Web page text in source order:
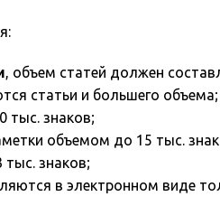
, объем статей должен
статьи и большего объема;
тыс. знаков;
объемом до 15 тыс.
тыс. знаков;
в электронном виде